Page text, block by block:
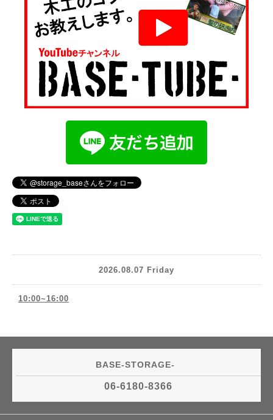
2026.08.07 Friday
10:00~16:00
BASE-STORAGE-
06-6180-8366